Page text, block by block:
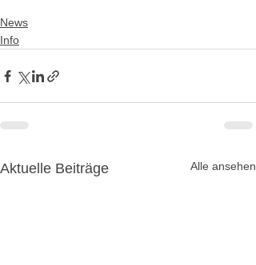
News
Info
Aktuelle Beiträge Alle ansehen